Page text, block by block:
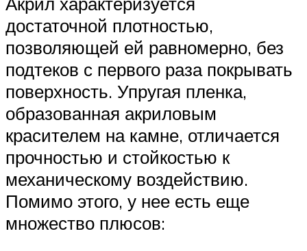
достаточной плотностью,
позволяющей ей равномерно, без
подтеков с первого раза покрывать
поверхность. Упругая пленка,
образованная акриловым
красителем на камне, отличается
прочностью и стойкостью к
механическому воздействию.
Помимо этого, у нее есть еще
множество плюсов: